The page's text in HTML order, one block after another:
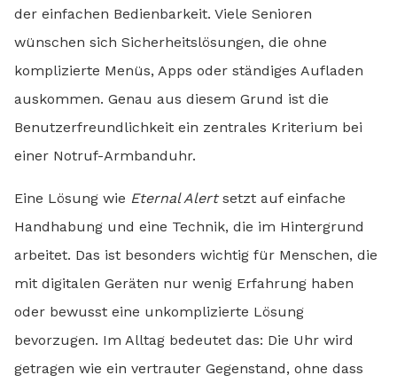
der einfachen Bedienbarkeit. Viele Senioren
wünschen sich Sicherheitslösungen, die ohne
komplizierte Menüs, Apps oder ständiges Aufladen
auskommen. Genau aus diesem Grund ist die
Benutzerfreundlichkeit ein zentrales Kriterium bei
einer Notruf-Armbanduhr.
Eine Lösung wie Eternal Alertsetzt auf einfache
Handhabung und eine Technik, die im Hintergrund
arbeitet. Das ist besonders wichtig für Menschen, die
mit digitalen Geräten nur wenig Erfahrung haben
oder bewusst eine unkomplizierte Lösung
bevorzugen. Im Alltag bedeutet das: Die Uhr wird
getragen wie ein vertrauter Gegenstand, ohne dass